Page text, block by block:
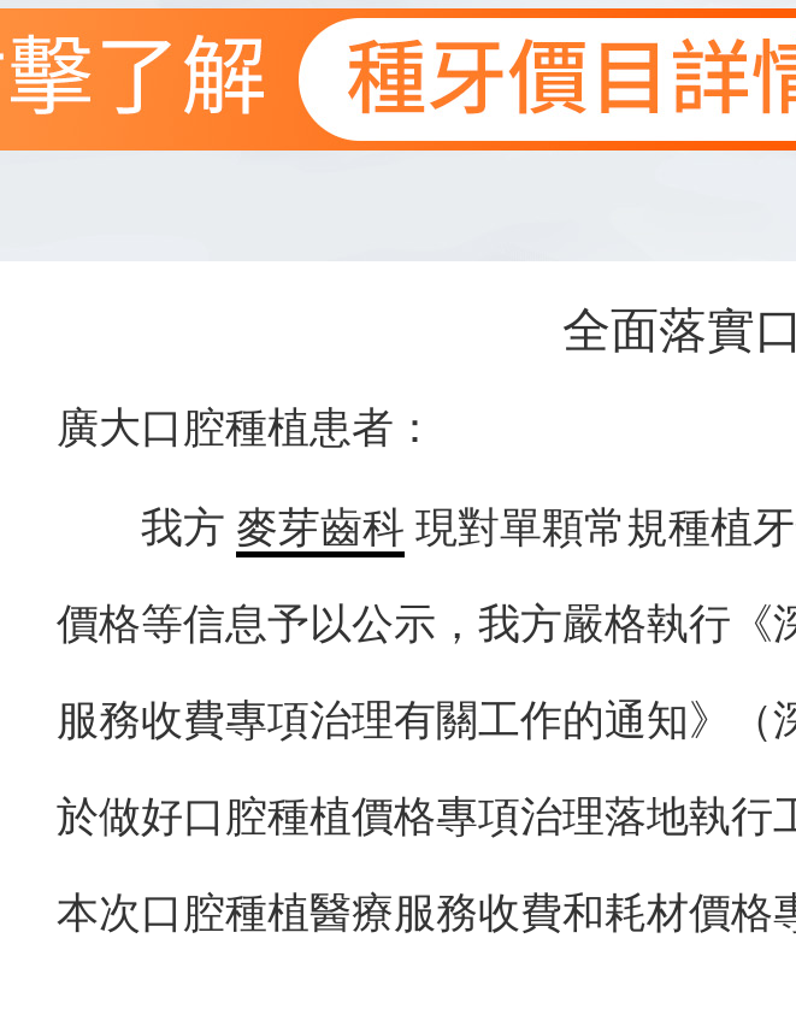
全面落實
廣大口腔種植患者：
我方 麥芽齒科 現對單顆常規種植
價格等信息予以公示，我方嚴格執行
服務收費專項治理有關工作的通知》
於做好口腔種植價格專項治理落地執
本次口腔種植醫療服務收費和耗材價格